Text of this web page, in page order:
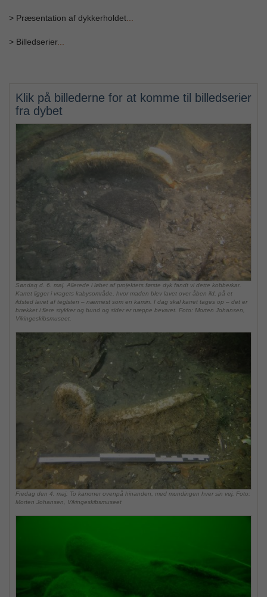
> Præsentation af dykkerholdet...
> Billedserier...
Klik på billederne for at komme til billedserier
fra dybet
Søndag d. 6. maj. Allerede i løbet af projektets første dyk fandt vi dette kobberkar.
Karret ligger i vragets kabysområde, hvor maden blev lavet over åben ild, på et
ildsted lavet af teglsten – nærmest som en kamin. I dag skal karret tages op – det er
brækket i flere stykker og bund og sider er næppe bevaret. Foto: Morten Johansen,
Vikingeskibsmuseet.
Fredag den 4. maj: To kanoner ovenpå hinanden, med mundingen hver sin vej. Foto:
Morten Johansen, Vikingeskibsmuseet